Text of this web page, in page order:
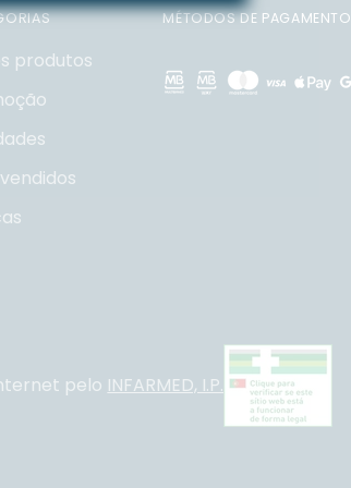
produtos
MÉTODOS DE PAGAMENTO
pelo INFARMED, I.P.